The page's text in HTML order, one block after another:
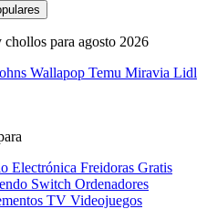
para agosto 2026
Wallapop Temu Miravia Lidl
Electrónica Freidoras Gratis
Switch Ordenadores
TV Videojuegos